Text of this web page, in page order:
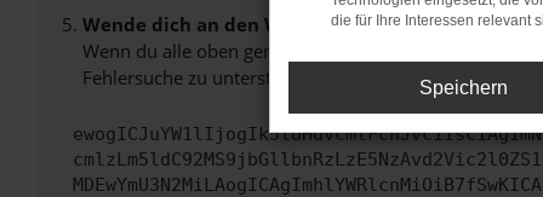
Wende dich an den Webseitenbetreiber.
Wenn du alle oben genannten Schritte versucht hast,
Fehlersuche zu unterstützen:
die für Ihre Interessen relevant
Speichern